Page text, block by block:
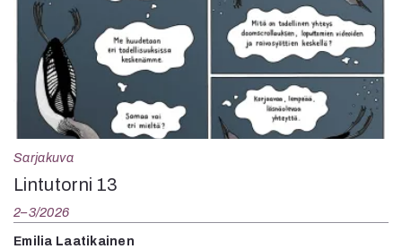
Sarjakuva
Lintutorni 13
2–3/2026
Emilia Laatikainen